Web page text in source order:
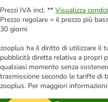
Prezzi IVA incl. ** Visualizza
Prezzo regolare = il prezzo più
30 giorni
zooplus ha il diritto di utilizzare il
pubblicità diretta relativa a propri
qualsiasi momento senza
trasmissione secondo le tariffe di
zooplus. Per maggiori informazioni: